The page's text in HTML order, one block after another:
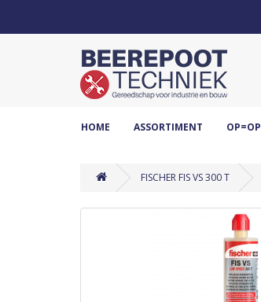
HOME ASSORTIMENT OP=OP
FISCHER FIS VS 300 T